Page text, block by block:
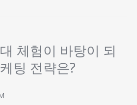
체험이 바탕이 되
팅 전략은?